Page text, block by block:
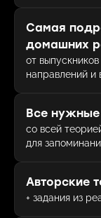
Самая
домашних
от
направлений и
Все нужные
со всей
для
Авторские
+ задания из